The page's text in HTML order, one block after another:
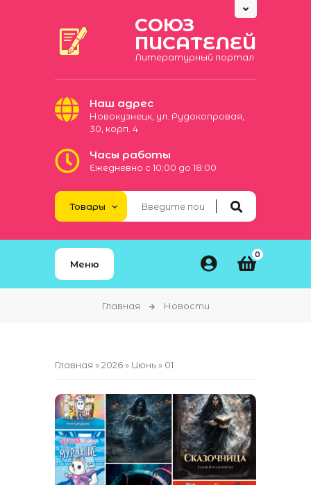
СОЮЗ
ПИСАТЕЛЕЙ
Литературный портал
Наш адрес
Новокузнецк, ул. Рудокопровая,
30, корп. 4
Часы работы
Ежедневно с 10:00 до 18:00
Меню
0
Главная Новости
Главная »2026 » Июнь » 01